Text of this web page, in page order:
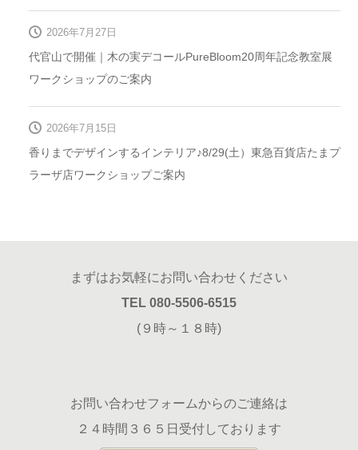
代官山で開催｜木の実デコールPureBloom20周年記念教室展
ワークショップのご案内
2026年7月27日
香りまでデザインするインテリア♪8/29(土）東急百貨店たまプ
ラーザ店ワークショップご案内
2026年7月15日
まずはお気軽にお問い合わせください
TEL 080-5506-6515
(９時～１８時)
お問い合わせフォームからのご連絡は
２４時間３６５日受付しております